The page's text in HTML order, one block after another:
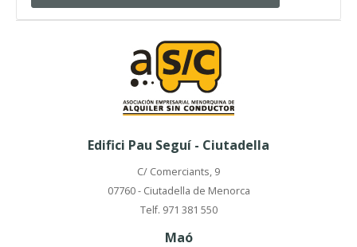
Edifici Pau Seguí - Ciutadella
C/ Comerciants, 9
07760 - Ciutadella de Menorca
Telf. 971 381 550
Maó